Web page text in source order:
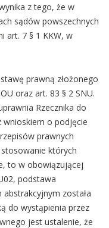
z tego, że w
sądów powszechnych
art. 7 § 1 KKW, w
prawną złożonego
oraz art. 83 § 2 SNU.
Rzecznika do
wnioskiem o podjęcie
prawnych
których
to w obowiązującej
podstawa
została
do wystąpienia przez
jest ustalenie, że